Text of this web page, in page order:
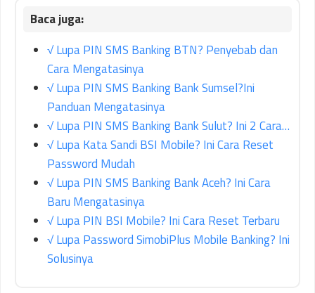
√ Lupa PIN SMS Banking BTN? Penyebab dan
Cara Mengatasinya
√ Lupa PIN SMS Banking Bank Sumsel?Ini
Panduan Mengatasinya
√ Lupa PIN SMS Banking Bank Sulut? Ini 2 Cara…
√ Lupa Kata Sandi BSI Mobile? Ini Cara Reset
Password Mudah
√ Lupa PIN SMS Banking Bank Aceh? Ini Cara
Baru Mengatasinya
√ Lupa PIN BSI Mobile? Ini Cara Reset Terbaru
√ Lupa Password SimobiPlus Mobile Banking? Ini
Solusinya